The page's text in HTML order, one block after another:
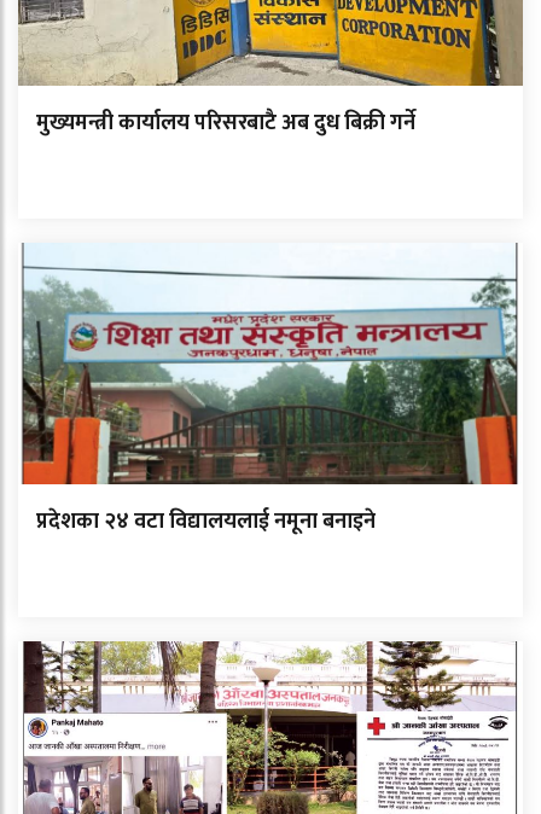
मुख्यमन्त्री कार्यालय परिसरबाटै अब दुध बिक्री गर्ने
प्रदेशका २४ वटा विद्यालयलाई नमूना बनाइने